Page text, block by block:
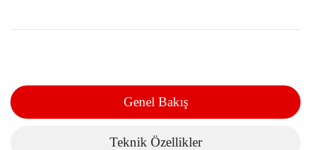
Genel Bakış
Teknik Özellikler